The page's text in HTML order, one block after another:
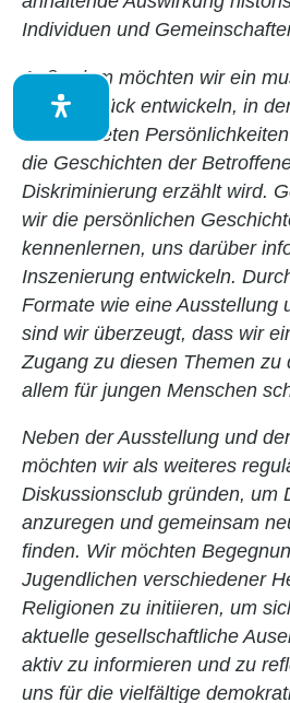
Individuen und
Außerdem möchten wir ein
Theaterstück entwickeln, in
die konkreten
die Geschichten der
Diskriminierung erzählt wird.
wir die persönlichen
kennenlernen, uns darüber
Inszenierung entwickeln.
Formate wie eine Ausstellung
sind wir überzeugt, dass wir
Zugang zu diesen Themen zu
allem für jungen Menschen
Neben der Ausstellung und
möchten wir als weiteres
Diskussionsclub gründen, um
anzuregen und gemeinsam
finden. Wir möchten
Jugendlichen verschiedener
Religionen zu initiieren, um
aktuelle gesellschaftliche
aktiv zu informieren und zu
uns für die vielfältige